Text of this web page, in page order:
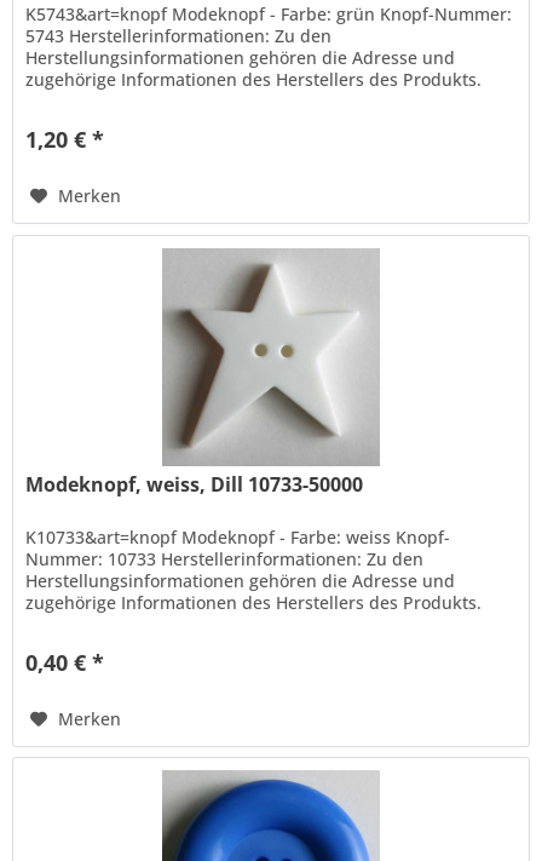
K5743&art=knopf Modeknopf - Farbe: grün Knopf-Nummer:
5743 Herstellerinformationen: Zu den
Herstellungsinformationen gehören die Adresse und
zugehörige Informationen des Herstellers des Produkts.
1,20 € *
Merken
Modeknopf, weiss, Dill 10733-50000
K10733&art=knopf Modeknopf - Farbe: weiss Knopf-
Nummer: 10733 Herstellerinformationen: Zu den
Herstellungsinformationen gehören die Adresse und
zugehörige Informationen des Herstellers des Produkts.
0,40 € *
Merken